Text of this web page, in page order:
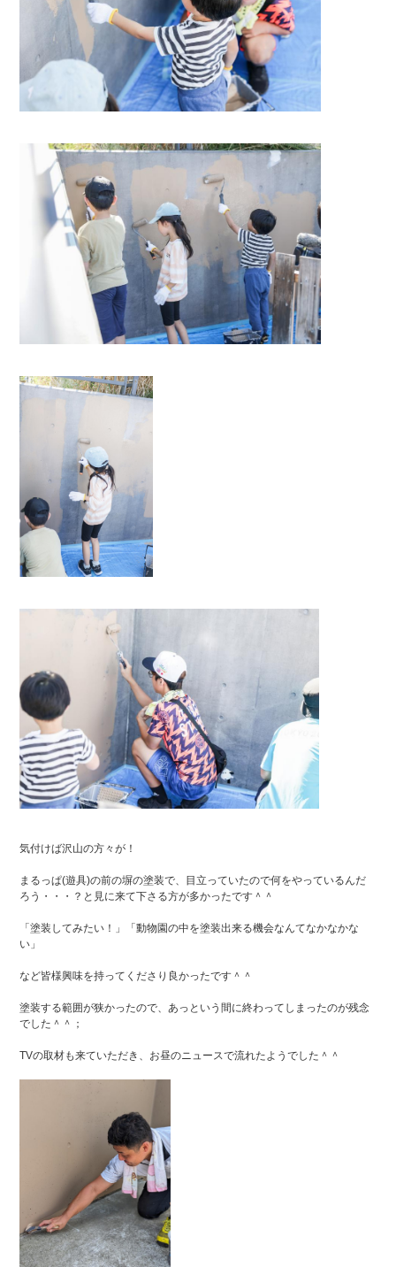
気付けば沢山の方々が！
まるっぱ(遊具)の前の塀の塗装で、目立っていたので何をやっているんだ
ろう・・・？と見に来て下さる方が多かったです＾＾
「塗装してみたい！」「動物園の中を塗装出来る機会なんてなかなかな
い」
など皆様興味を持ってくださり良かったです＾＾
塗装する範囲が狭かったので、あっという間に終わってしまったのが残念
でした＾＾；
TVの取材も来ていただき、お昼のニュースで流れたようでした＾＾